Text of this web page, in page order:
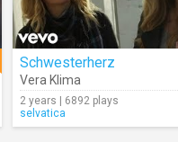
Schwesterherz
Vera Klima
2 years | 6892 plays
selvatica